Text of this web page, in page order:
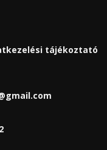
tájékoztató